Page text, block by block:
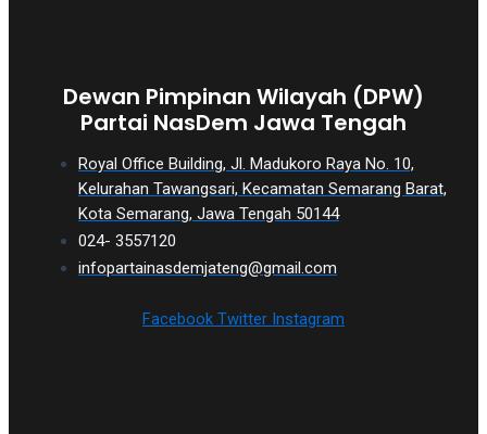
Dewan Pimpinan Wilayah (DPW)
Partai NasDem Jawa Tengah
Royal Office Building, Jl. Madukoro Raya No. 10,
Kelurahan Tawangsari, Kecamatan Semarang Barat,
Kota Semarang, Jawa Tengah 50144
024- 3557120
infopartainasdemjateng@gmail.com
Facebook Twitter Instagram